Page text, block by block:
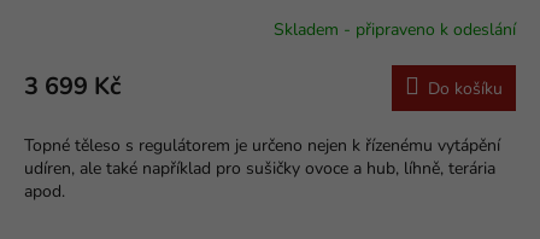
produktu
je
z
5
hvězdiček.
Skladem - připraveno k odeslání
3 699 Kč Do košíku
Topné těleso s regulátorem je určeno nejen k řízenému vytápění
udíren, ale také například pro sušičky ovoce a hub, líhně, terária
apod.